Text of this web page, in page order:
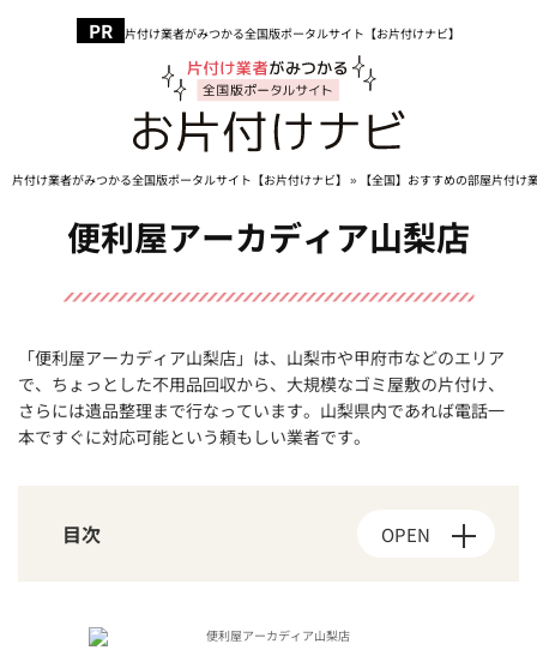
片付け業者がみつかる全国版ポータルサイト【お片付けナビ】
片付け業者がみつかる全国版ポータルサイト【お片付けナビ】 » 【全国】おすすめの部屋片付け
便利屋アーカディア山梨店
「便利屋アーカディア山梨店」は、山梨市や甲府市などのエリア
で、ちょっとした不用品回収から、大規模なゴミ屋敷の片付け、
さらには遺品整理まで行なっています。山梨県内であれば電話一
本ですぐに対応可能という頼もしい業者です。
目次 OPEN